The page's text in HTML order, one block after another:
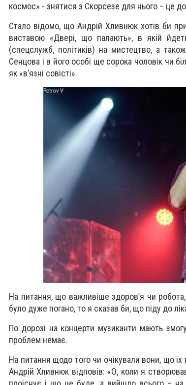
космос» - знятися з Скорсезе для нього – це
Стало відомо, що Андрій Хливнюк хотів би
виставою «Двері, що палають», в якій
(спецслужб, політиків) на мистецтво, а
Сенцова і в його особі ще сорока чоловік чи
як «в’язні совісті».
На питання, що важливіше здоров’я чи
було дуже погано, то я сказав би, що піду до
По дорозі на концерти музиканти мають
проблем немає.
На питання щодо того чи очікували вони, що їх
Андрій Хливнюк відповів: «О, коли я